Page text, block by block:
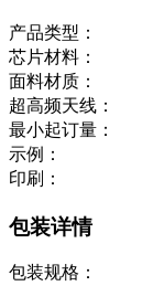
产品类型：
芯片材料：
面料材质：
超高频天线：
最小起订量：
示例：
印刷：
包装详情
包装规格：